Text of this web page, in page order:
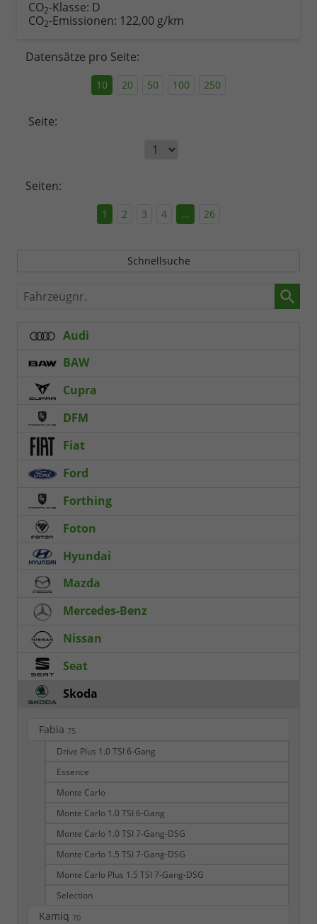
CO2-Klasse: D
CO2-Emissionen: 122,00 g/km
Datensätze pro Seite:
10 20 50 100 250
Seite:
Seiten:
1 2 3 4 ... 26
Schnellsuche
Fahrzeugnr.
Audi
BAW
Cupra
DFM
Fiat
Ford
Forthing
Foton
Hyundai
Mazda
Mercedes-Benz
Nissan
Seat
Skoda
Fabia 75
Drive Plus 1.0 TSI 6-Gang
Essence
Monte Carlo
Monte Carlo 1.0 TSI 6-Gang
Monte Carlo 1.0 TSI 7-Gang-DSG
Monte Carlo 1.5 TSI 7-Gang-DSG
Monte Carlo Plus 1.5 TSI 7-Gang-DSG
Selection
Kamiq 70